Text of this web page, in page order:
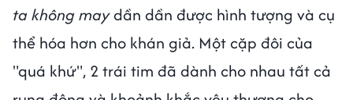
ta không maydần dần được hình tượng và cụ
thể hóa hơn cho khán giả. Một cặp đôi của
"quá khứ", 2 trái tim đã dành cho nhau tất cả